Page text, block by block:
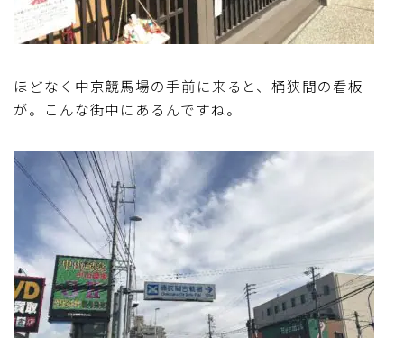
ほどなく中京競馬場の手前に来ると、桶狭間の看板
が。こんな街中にあるんですね。